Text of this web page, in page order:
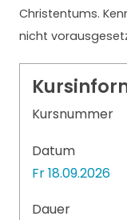
Christentums.
nicht
Kursnummer
Datum
Fr 18.09.2026
Dauer